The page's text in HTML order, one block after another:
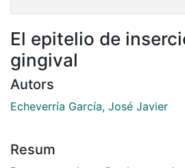
El epitelio de
gingival
Autors
Echeverría García, José Javier
Resum